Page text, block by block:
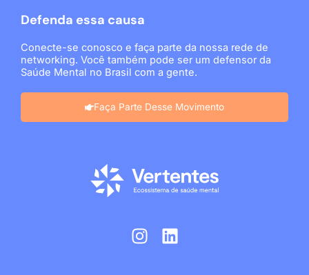
Defenda essa causa
Conecte-se conosco e faça parte da nossa rede de
networking. Você também pode ser um defensor da
Saúde Mental no Brasil com a gente.
Faça Parte Desse Movimento
I
n
L
i